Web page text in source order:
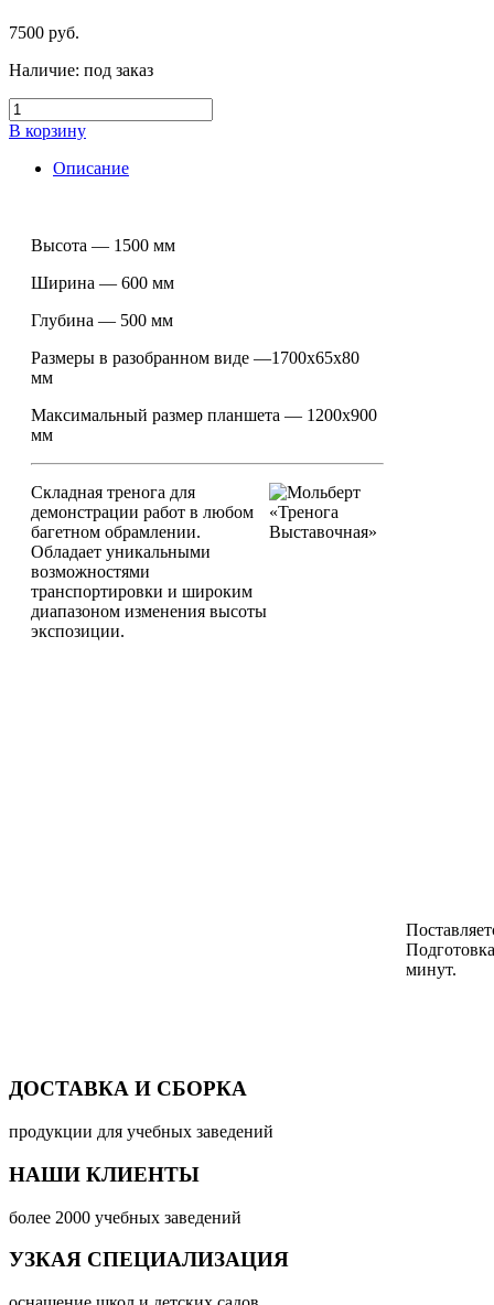
7500 руб.
Наличие: под заказ
В корзину
Описание
Высота — 1500 мм
Ширина — 600 мм
Глубина — 500 мм
Размеры в разобранном виде —1700х65х80
мм
Максимальный размер планшета — 1200x900
мм
Складная тренога для
демонстрации работ в любом
багетном обрамлении.
Обладает уникальными
возможностями
транспортировки и широким
диапазоном изменения высоты
экспозиции.
минут.
ДОСТАВКА И СБОРКА
продукции для учебных заведений
НАШИ КЛИЕНТЫ
более 2000 учебных заведений
УЗКАЯ СПЕЦИАЛИЗАЦИЯ